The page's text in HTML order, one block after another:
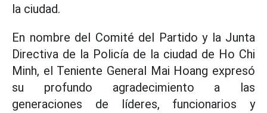
la ciudad.
En nombre del Comité del Partido y la Junta
Directiva de la Policía de la ciudad de Ho Chi
Minh, el Teniente General Mai Hoang expresó
su profundo agradecimiento a las
generaciones de líderes, funcionarios y